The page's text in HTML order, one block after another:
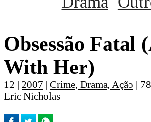
Obsessão Fatal
With Her)
12 | 2007 | Crime, Drama, Ação |
Eric Nicholas